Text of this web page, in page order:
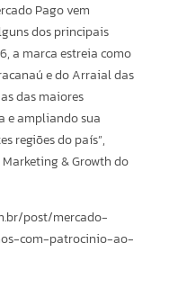
Pago vem
dos principais
a marca estreia como
e do Arraial das
das maiores
e ampliando sua
regiões do país”,
& Growth do
post/mercado-
com-patrocinio-ao-